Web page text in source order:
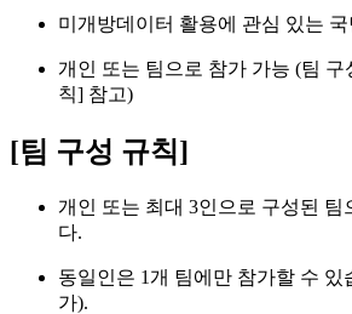
미개방데이터 활용에 관심 있는
개인 또는 팀으로 참가 가능 (팀 구
칙] 참고)
[팀 구성 규칙]
개인 또는 최대 3인으로 구성된 팀
다.
동일인은 1개 팀에만 참가할 수 있
가).